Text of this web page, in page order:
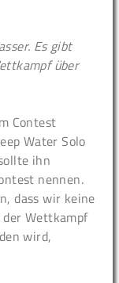
Es gibt
über
Contest
Water Solo
ihn
nennen.
dass wir keine
der Wettkampf
wird,